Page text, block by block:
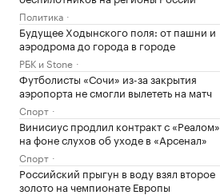
Политика
Будущее Ходынского поля: от пашни и
аэродрома до города в городе
РБК и Stone
Футболисты «Сочи» из-за закрытия
аэропорта не смогли вылететь на матч
Спорт
Винисиус продлил контракт с «Реалом»
на фоне слухов об уходе в «Арсенал»
Спорт
Российский прыгун в воду взял второе
золото на чемпионате Европы